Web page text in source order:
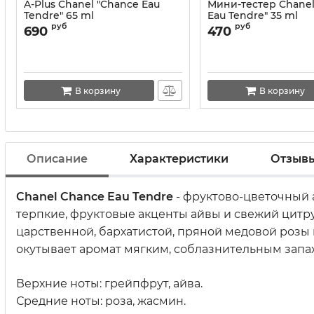
A-Plus Chanel "Chance Eau
Tendre" 65 ml
690 руб
В корзину
Мини-тестер
Eau Tendre" 35 ml
470 руб
В корзину
Описание Характеристики
Chanel Chance Eau Tendre - фруктово-
терпкие, фруктовые акценты айвы и свежий
царственной, бархатистой, пряной медовой
окутывает аромат мягким, соблазнительным
Верхние ноты: грейпфрут, айва.
Средние ноты: роза, жасмин.